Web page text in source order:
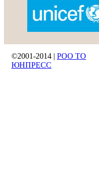
©2001-2014 | РОО ТО
ЮНПРЕСС